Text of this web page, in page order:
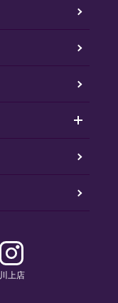
川上店